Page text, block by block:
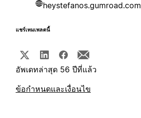
heystefanos.gumroad.com
แชร์เทมเพลตนี้
อัพเดทล่าสุด 56 ปีที่แล้ว
ข้อกำหนดและเงื่อนไข